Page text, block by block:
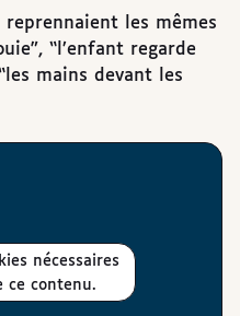
reprennaient les mêmes
“l’enfant regarde
mains devant les
ce contenu.